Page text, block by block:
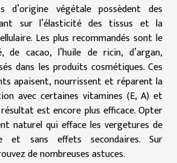
d’origine végétale possèdent des
sur l’élasticité des tissus et la
Les plus recommandés sont le
de cacao, l’huile de ricin, d’argan,
dans les produits cosmétiques. Ces
apaisent, nourrissent et réparent la
avec certaines vitamines (E, A) et
est encore plus efficace. Opter
naturel qui efface les vergetures de
et sans effets secondaires. Sur
de nombreuses astuces.